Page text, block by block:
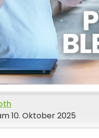
10. Oktober 2025